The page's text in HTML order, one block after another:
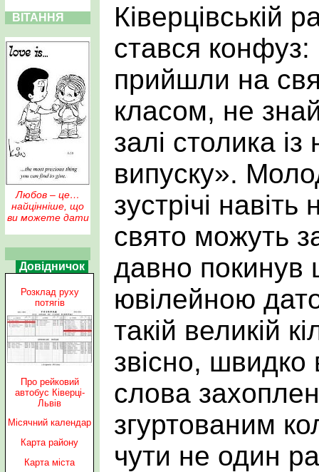
ВІТАННЯ
Любов – це…
найцінніше, що
ви можете дати
Довідничок
Розклад руху
потягів
Про рейковий
автобус Ківерці-
Львів
Місячний календар
Карта району
Карта міста
Ківерцівській
стався конфуз:
прийшли на
класом, не
залі столика
випуску».
зустрічі
свято можуть
давно покинув
ювілейною
такій великій
звісно,
слова
згуртованим
чути не один